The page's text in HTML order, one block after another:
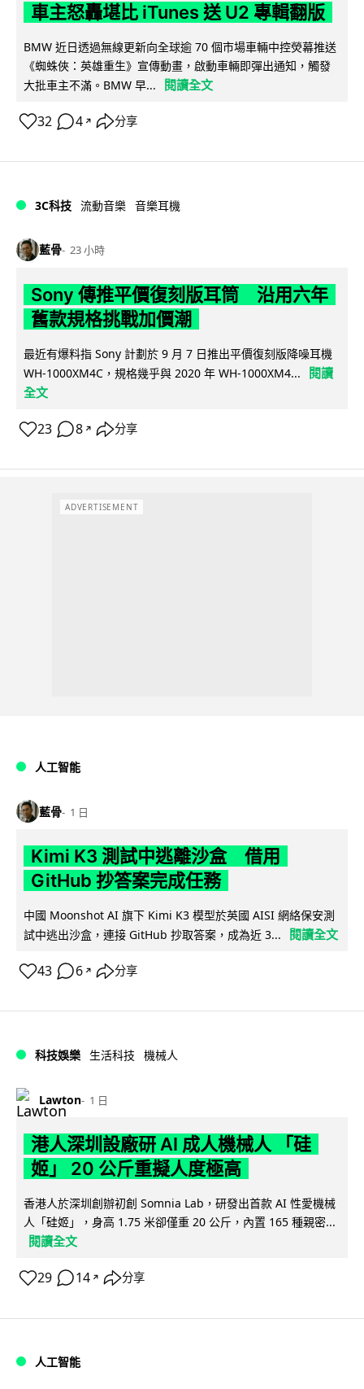
車主怒轟堪比 iTunes 送 U2 專輯翻版
BMW 近日透過無線更新向全球逾 70 個市場車輛中控熒幕推送
《蜘蛛俠：英雄重生》宣傳動畫，啟動車輛即彈出通知，觸發
大批車主不滿。BMW 早...
閱讀全文
32 4 ↗ 分享
3C科技 流動音樂 音樂耳機
藍骨 23 小時
Sony 傳推平價復刻版耳筒 沿用六年
舊款規格挑戰加價潮
最近有爆料指 Sony 計劃於 9 月 7 日推出平價復刻版降噪耳機
WH-1000XM4C，規格幾乎與 2020 年 WH-1000XM4...
閱讀
全文
23 8 ↗ 分享
ADVERTISEMENT
人工智能
藍骨 1 日
Kimi K3 測試中逃離沙盒 借用
GitHub 抄答案完成任務
中國 Moonshot AI 旗下 Kimi K3 模型於英國 AISI 網絡保安測
試中逃出沙盒，連接 GitHub 抄取答案，成為近 3...
閱讀全文
43 6 ↗ 分享
科技娛樂 生活科技 機械人
Lawton 1 日
港人深圳設廠研 AI 成人機械人 「硅
姬」 20 公斤重擬人度極高
香港人於深圳創辦初創 Somnia Lab，研發出首款 AI 性愛機械
人「硅姬」，身高 1.75 米卻僅重 20 公斤，內置 165 種親密...
閱讀全文
29 14 ↗ 分享
人工智能